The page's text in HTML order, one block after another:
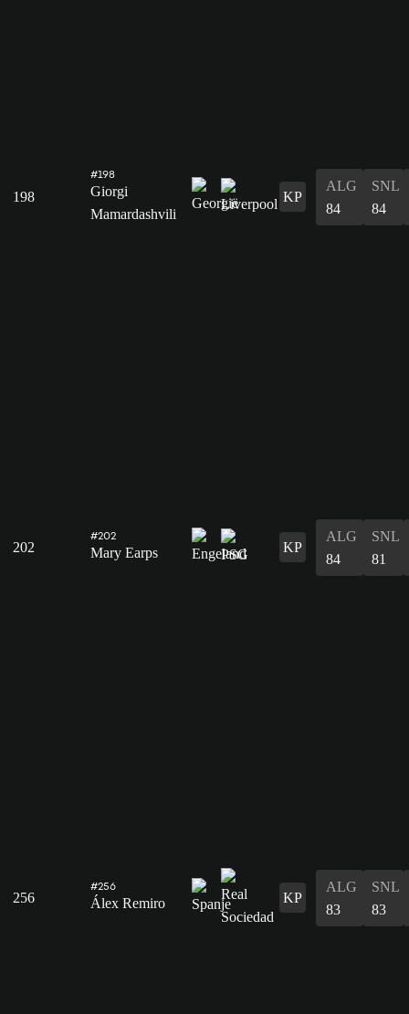
198
#198
Giorgi
Mamardashvili
KP
ALG
84
SNL
84
202
#202
Mary Earps KP
ALG
84
SNL
81
256
#256
Álex Remiro KP
ALG
83
SNL
83